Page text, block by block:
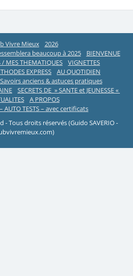
Vivre Mieux
2026
beaucoup à 2025
BIENVENUE
/ MES THEMATIQUES
VIGNETTES
EXPRESS
AU QUOTIDIEN
Savoirs anciens & astuces pratiques
SECRETS DE » SANTE et JEUNESSE «
A PROPOS
AUTO TESTS – avec certificats
- Tous droits réservés (Guido SAVERIO -